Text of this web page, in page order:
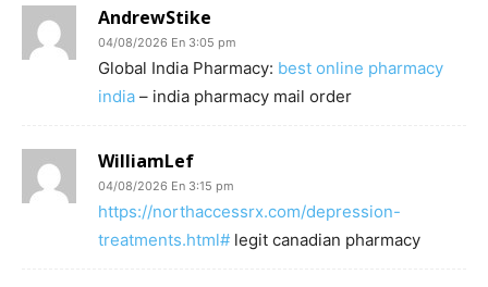
AndrewStike
04/08/2026 En 3:05 pm
Global India Pharmacy: best online pharmacy
india – india pharmacy mail order
WilliamLef
04/08/2026 En 3:15 pm
https://northaccessrx.com/depression-
treatments.html# legit canadian pharmacy